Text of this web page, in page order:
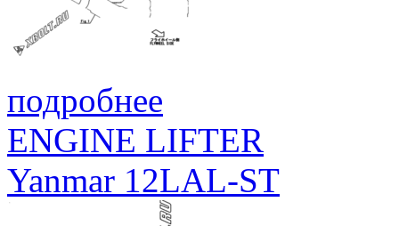
подробнее
ENGINE LIFTER
Yanmar 12LAL-ST